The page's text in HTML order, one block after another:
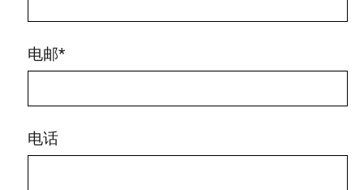
电邮*
电话